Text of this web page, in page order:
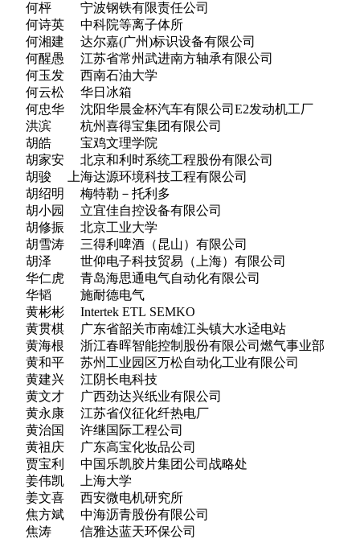
何枰 宁波钢铁有限责任公司
何诗英 中科院等离子体所
何湘建 达尔嘉(广州)标识设备有限公司
何醒愚 江苏省常州武进南方轴承有限公司
何玉发 西南石油大学
何云松 华日冰箱
何忠华 沈阳华晨金杯汽车有限公司E2发动机工厂
洪滨 杭州喜得宝集团有限公司
胡皓 宝鸡文理学院
胡家安 北京和利时系统工程股份有限公司
胡骏 上海达源环境科技工程有限公司
胡绍明 梅特勒－托利多
胡小园 立宜佳自控设备有限公司
胡修振 北京工业大学
胡雪涛 三得利啤酒（昆山）有限公司
胡泽 世仰电子科技贸易（上海）有限公司
华仁虎 青岛海思通电气自动化有限公司
华韬 施耐德电气
黄彬彬 Intertek ETL SEMKO
黄贯棋 广东省韶关市南雄江头镇大水迳电站
黄海根 浙江春晖智能控制股份有限公司燃气事业部
黄和平 苏州工业园区万松自动化工业有限公司
黄建兴 江阴长电科技
黄文才 广西劲达兴纸业有限公司
黄永康 江苏省仪征化纤热电厂
黄治国 许继国际工程公司
黄祖庆 广东高宝化妆品公司
贾宝利 中国乐凯胶片集团公司战略处
姜伟凯 上海大学
姜文喜 西安微电机研究所
焦方斌 中海沥青股份有限公司
焦涛 信雅达蓝天环保公司